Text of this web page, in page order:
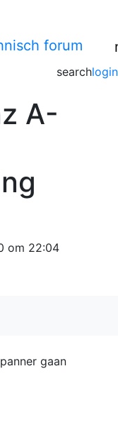
login
search
A-
om 22:04
gaan